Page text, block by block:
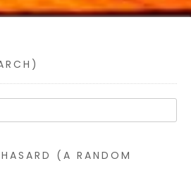
(A RANDOM